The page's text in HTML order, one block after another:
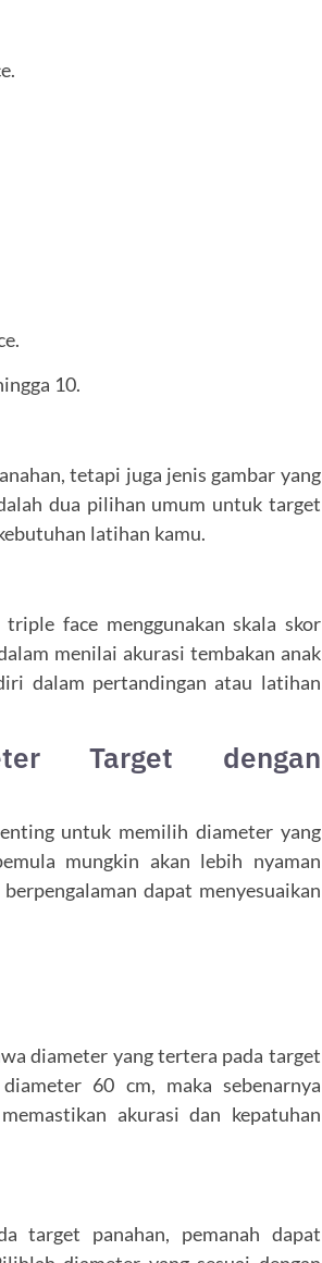
10.
tetapi juga jenis gambar yang
dua pilihan umum untuk target
latihan kamu.
face menggunakan skala skor
menilai akurasi tembakan anak
dalam pertandingan atau latihan
Target dengan
untuk memilih diameter yang
mungkin akan lebih nyaman
dapat menyesuaikan
diameter yang tertera pada target
60 cm, maka sebenarnya
akurasi dan kepatuhan
target panahan, pemanah dapat